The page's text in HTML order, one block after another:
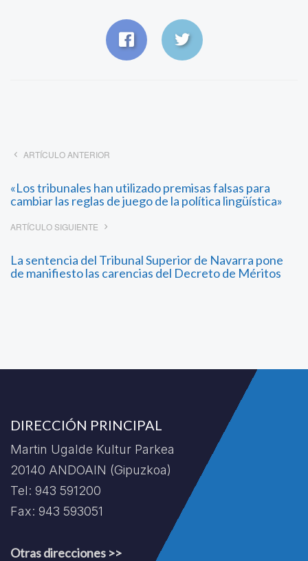
ARTÍCULO ANTERIOR
«Los tribunales han utilizado premisas falsas para
cambiar las reglas de juego de la política lingüística»
ARTÍCULO SIGUIENTE
La sentencia del Tribunal Superior de Navarra pone
de manifiesto las carencias del Decreto de Méritos
DIRECCIÓN PRINCIPAL
Martin Ugalde Kultur Parkea
20140 ANDOAIN (Gipuzkoa)
Tel: 943 591200
Fax: 943 593051
Otras direcciones >>